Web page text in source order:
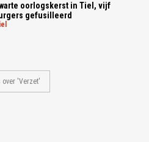
oorlogskerst in Tiel, vijf
gefusilleerd
tiel
over 'Verzet'